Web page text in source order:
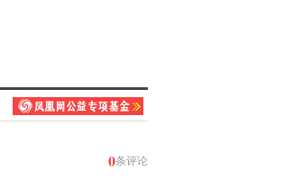
0条评论